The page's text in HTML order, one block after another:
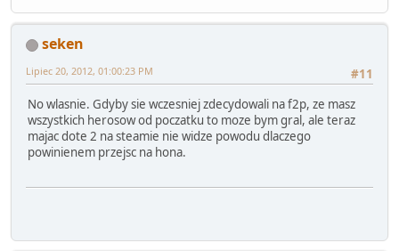
seken
#11
Lipiec 20, 2012, 01:00:23 PM
No wlasnie. Gdyby sie wczesniej zdecydowali na f2p, ze masz
wszystkich herosow od poczatku to moze bym gral, ale teraz
majac dote 2 na steamie nie widze powodu dlaczego
powinienem przejsc na hona.